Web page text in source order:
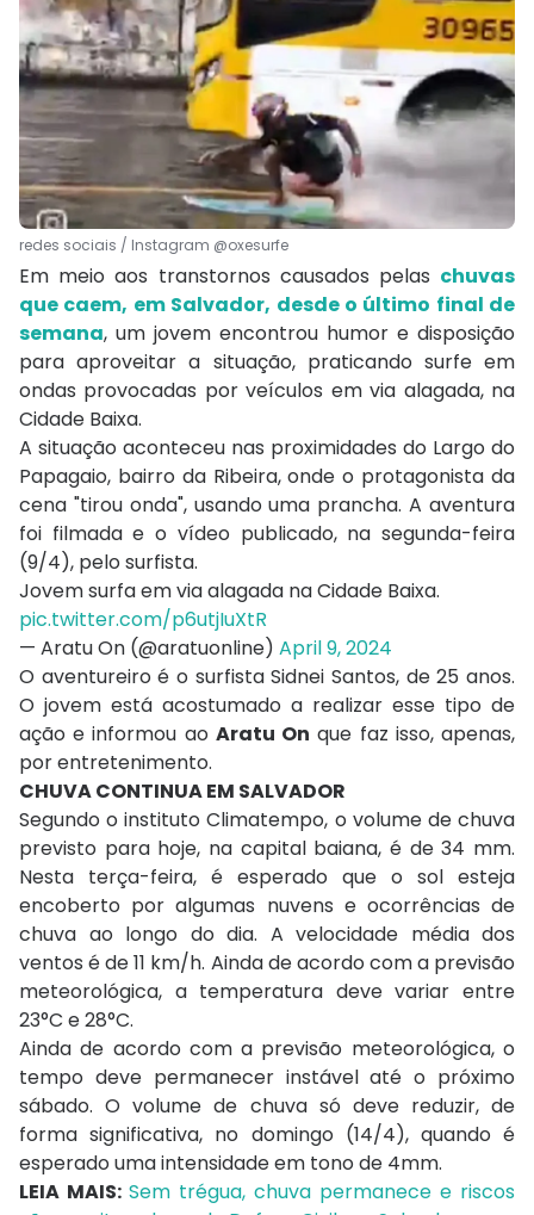
redes sociais / Instagram @oxesurfe
Em meio aos transtornos causados pelas chuvas
que caem, em Salvador, desde o último final de
semana, um jovem encontrou humor e disposição
para aproveitar a situação, praticando surfe em
ondas provocadas por veículos em via alagada, na
Cidade Baixa.
A situação aconteceu nas proximidades do Largo do
Papagaio, bairro da Ribeira, onde o protagonista da
cena "tirou onda", usando uma prancha. A aventura
foi filmada e o vídeo publicado, na segunda-feira
(9/4), pelo surfista.
Jovem surfa em via alagada na Cidade Baixa.
pic.twitter.com/p6utjIuXtR
— Aratu On (@aratuonline) April 9, 2024
O aventureiro é o surfista Sidnei Santos, de 25 anos.
O jovem está acostumado a realizar esse tipo de
ação e informou ao Aratu On que faz isso, apenas,
por entretenimento.
CHUVA CONTINUA EM SALVADOR
Segundo o instituto Climatempo, o volume de chuva
previsto para hoje, na capital baiana, é de 34 mm.
Nesta terça-feira, é esperado que o sol esteja
encoberto por algumas nuvens e ocorrências de
chuva ao longo do dia. A velocidade média dos
ventos é de 11 km/h. Ainda de acordo com a previsão
meteorológica, a temperatura deve variar entre
23°C e 28°C.
Ainda de acordo com a previsão meteorológica, o
tempo deve permanecer instável até o próximo
sábado. O volume de chuva só deve reduzir, de
forma significativa, no domingo (14/4), quando é
esperado uma intensidade em tono de 4mm.
LEIA MAIS: Sem trégua, chuva permanece e riscos